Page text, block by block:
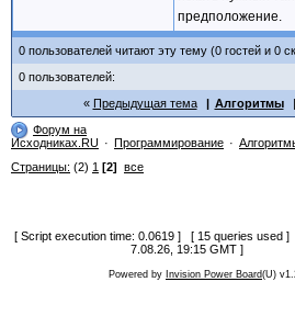
предположение.
0 пользователей читают эту тему (0 гостей и 0
0 пользователей:
Предыдущая тема
Алгоритмы
Форум на
Исходниках.RU
Программирование
Страницы: (2) 1 [2] все
[ Script execution time: 0.0619 ] [ 15 queries used
7.08.26, 19:15 GMT ]
Powered by Invision Power Board(U)